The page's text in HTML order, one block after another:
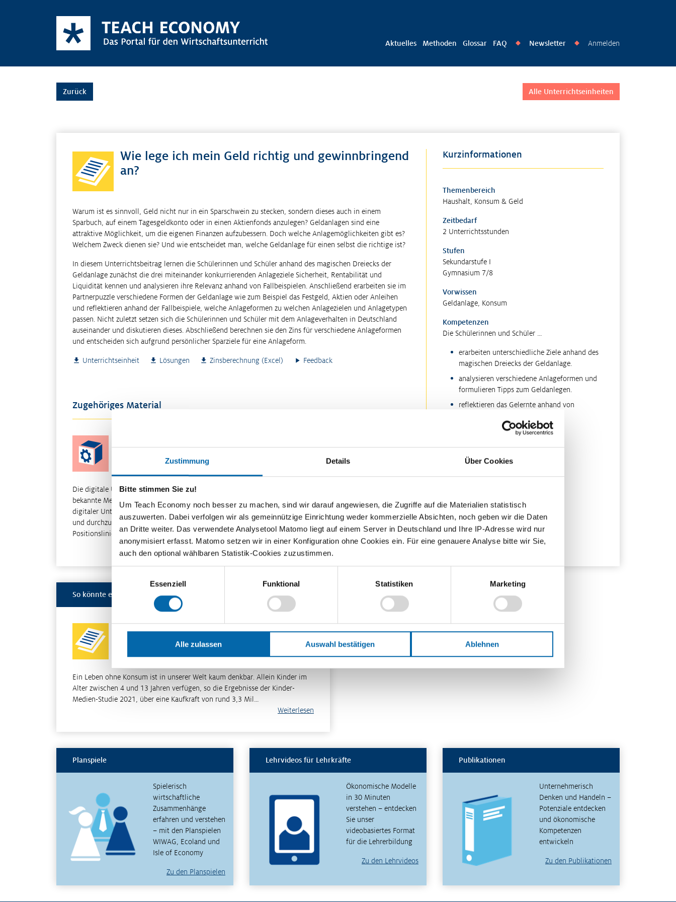
Zustimmung Details Über Cookies
Bitte stimmen Sie zu!
Um Teach Economy noch besser zu machen, sind wir darauf angewiesen, die Zugriffe auf die Materialien statistisch
auszuwerten. Dabei verfolgen wir als gemeinnützige Einrichtung weder kommerzielle Absichten, noch geben wir die Daten
an Dritte weiter. Das verwendete Analysetool Matomo liegt auf einem Server in Deutschland und Ihre IP-Adresse wird nur
anonymisiert erfasst. Matomo setzen wir in einer Konfiguration ohne Cookies ein. Für eine genauere Analyse bitte wir Sie,
auch den optional wählbaren Statistik-Cookies zuzustimmen.
Essenziell
Funktional Statistiken Marketing
Ablehnen
Auswahl bestätigen
Alle zulassen
Aktuelles Methoden Glossar FAQ ◆ Newsletter ◆ Anmelden
Zurück Alle Unterrichtseinheiten
Wie lege ich mein Geld richtig und gewinnbringend
an?
Warum ist es sinnvoll, Geld nicht nur in ein Sparschwein zu stecken, sondern dieses auch in einem
Sparbuch, auf einem Tagesgeldkonto oder in einen Aktienfonds anzulegen? Geldanlagen sind eine
attraktive Möglichkeit, um die eigenen Finanzen aufzubessern. Doch welche Anlagemöglichkeiten gibt es?
Welchem Zweck dienen sie? Und wie entscheidet man, welche Geldanlage für einen selbst die richtige ist?
In diesem Unterrichtsbeitrag lernen die Schülerinnen und Schüler anhand des magischen Dreiecks der
Geldanlage zunächst die drei miteinander konkurrierenden Anlageziele Sicherheit, Rentabilität und
Liquidität kennen und analysieren ihre Relevanz anhand von Fallbeispielen. Anschließend erarbeiten sie im
Partnerpuzzle verschiedene Formen der Geldanlage wie zum Beispiel das Festgeld, Aktien oder Anleihen
und reflektieren anhand der Fallbeispiele, welche Anlageformen zu welchen Anlagezielen und Anlagetypen
passen. Nicht zuletzt setzen sich die Schülerinnen und Schüler mit dem Anlageverhalten in Deutschland
auseinander und diskutieren dieses. Abschließend berechnen sie den Zins für verschiedene Anlageformen
und entscheiden sich aufgrund persönlicher Sparziele für eine Anlageform.
Unterrichtseinheit Lösungen Zinsberechnung (Excel) Feedback
Zugehöriges Material
Die digitale Umfrage bietet die Möglichkeit,
bekannte Methoden aus dem Präsenzunterricht mit
digitaler Unterstützung einfacher zu organisieren
und durchzuführen. Neben der Methode
Positionslinie steh…
Weiterlesen
Sie das Wissen Ihrer Klassen testen. Der Spielanreiz
ist groß. Denn Ihre Schülerinnen und Schüler
sammeln nicht nur Punkte für sich selbst, sondern
treten…
Weiterlesen
Kurzinformationen
Themenbereich
Haushalt, Konsum & Geld
Zeitbedarf
2 Unterrichtsstunden
Stufen
Sekundarstufe I
Gymnasium 7/8
Vorwissen
Geldanlage, Konsum
Kompetenzen
Die Schülerinnen und Schüler …
erarbeiten unterschiedliche Ziele anhand des
magischen Dreiecks der Geldanlage.
analysieren verschiedene Anlageformen und
formulieren Tipps zum Geldanlegen.
reflektieren das Gelernte anhand von
Gruppenpuzzle,Brainstorming
Format
PDF-Datei
Aktie,Anleihe, ETF,Staatsanleihen
Erscheinungsjahr
So könnte es weitergehen
Ein Leben ohne Konsum ist in unserer Welt kaum denkbar. Allein Kinder im
Alter zwischen 4 und 13 Jahren verfügen, so die Ergebnisse der Kinder-
Medien-Studie 2021, über eine Kaufkraft von rund 3,3 Mil…
Weiterlesen
Planspiele
Spielerisch
wirtschaftliche
Zusammenhänge
erfahren und verstehen
– mit den Planspielen
WIWAG, Ecoland und
Isle of Economy
Zu den Planspielen
Lehrvideos für Lehrkräfte
Ökonomische Modelle
in 30 Minuten
verstehen – entdecken
Sie unser
videobasiertes Format
für die Lehrerbildung
Zu den Lehrvideos
Publikationen
Unternehmerisch
Denken und Handeln –
Potenziale entdecken
und ökonomische
Kompetenzen
entwickeln
Zu den Publikationen